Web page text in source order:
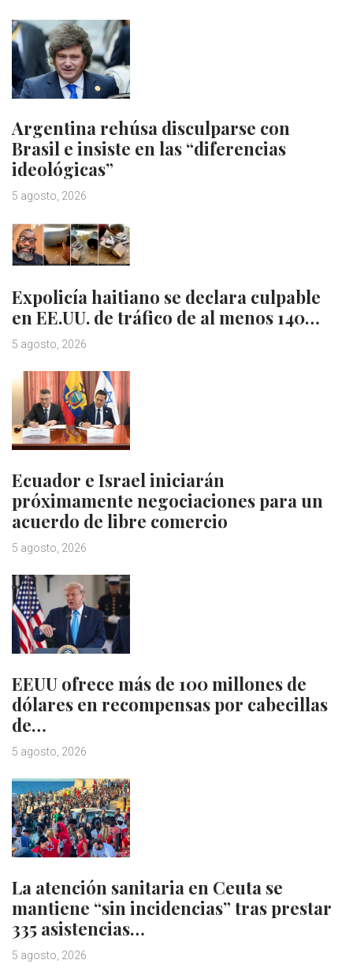
Argentina rehúsa disculparse con
Brasil e insiste en las “diferencias
ideológicas”
5 agosto, 2026
Expolicía haitiano se declara culpable
en EE.UU. de tráfico de al menos 140…
5 agosto, 2026
Ecuador e Israel iniciarán
próximamente negociaciones para un
acuerdo de libre comercio
5 agosto, 2026
EEUU ofrece más de 100 millones de
dólares en recompensas por cabecillas
de…
5 agosto, 2026
La atención sanitaria en Ceuta se
mantiene “sin incidencias” tras prestar
335 asistencias…
5 agosto, 2026